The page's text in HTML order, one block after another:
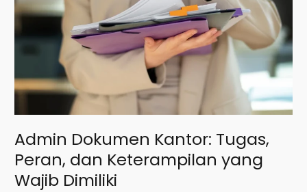
Admin Dokumen Kantor: Tugas,
Peran, dan Keterampilan yang
Wajib Dimiliki
dan
Keterampilan
yang